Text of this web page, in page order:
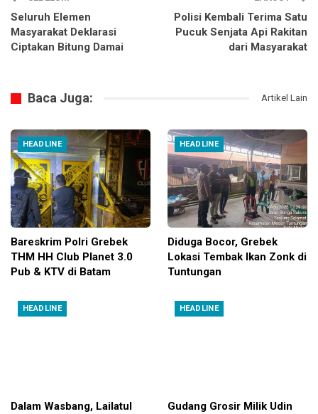
Seluruh Elemen
Masyarakat Deklarasi
Ciptakan Bitung Damai
Polisi Kembali Terima Satu
Pucuk Senjata Api Rakitan
dari Masyarakat
Baca Juga: Artikel Lain
HEADLINE
Bareskrim Polri Grebek
THM HH Club Planet 3.0
Pub & KTV di Batam
HEADLINE
Diduga Bocor, Grebek
Lokasi Tembak Ikan Zonk di
Tuntungan
HEADLINE
Dalam Wasbang, Lailatul
HEADLINE
Gudang Grosir Milik Udin